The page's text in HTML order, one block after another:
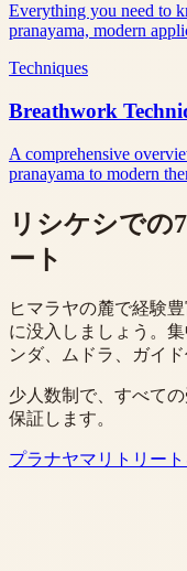
Everything you need to
pranayama, modern
Techniques
Breathwork
A comprehensive
pranayama to modern
リシケシでの
ート
ヒマラヤの麓で経験
に没入しましょう。
ンダ、ムドラ、ガイ
少人数制で、すべて
保証します。
プラナヤマリトリー